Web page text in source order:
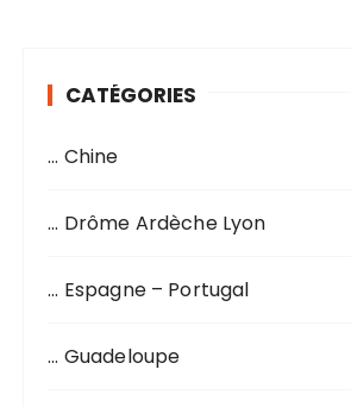
CATÉGORIES
… Chine
… Drôme Ardèche Lyon
… Espagne – Portugal
… Guadeloupe